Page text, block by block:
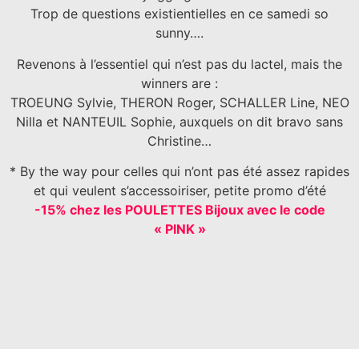
Trop de questions existientielles en ce samedi so
sunny….
Revenons à l’essentiel qui n’est pas du lactel, mais the
winners are :
TROEUNG Sylvie, THERON Roger, SCHALLER Line, NEO
Nilla et NANTEUIL Sophie, auxquels on dit bravo sans
Christine…
* By the way pour celles qui n’ont pas été assez rapides
et qui veulent s’accessoiriser, petite promo d’été
-15% chez les POULETTES Bijoux avec le code
« PINK »